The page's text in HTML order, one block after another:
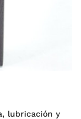
lubricación y